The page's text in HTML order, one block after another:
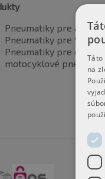
Pneumatiky pre
Pneumatiky pre SUV /
Pneumatiky pre dodávku
motocyklové
Táto
na